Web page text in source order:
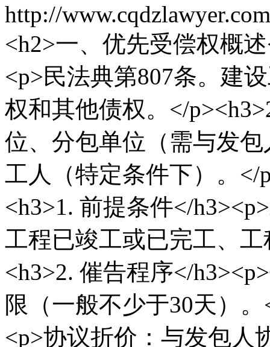
http://www.cqdzlawyer.com
<h2>一、优先受偿权概
<p>民法典第807条。建
权和其他债权。</
位、分包单位（需与发
工人（特定条件下）。</
<h3>1. 前提条件</
工程已竣工或已完工、
<h3>2. 催告程序</
限（一般不少于30天）
<p>协议折价：与发包人